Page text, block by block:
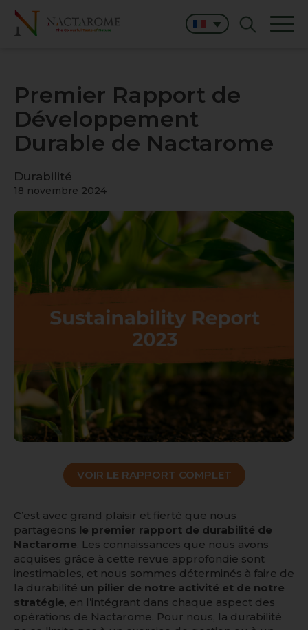
Premier Rapport de
Développement
Durable de Nactarome
Durabilité
18 novembre 2024
VOIR LE RAPPORT COMPLET
C’est avec grand plaisir et fierté que nous
partageons le premier rapport de durabilité de
Nactarome. Les connaissances que nous avons
acquises grâce à cette revue approfondie sont
inestimables, et nous sommes déterminés à faire de
la durabilité un pilier de notre activité et de notre
stratégie, en l’intégrant dans chaque aspect des
opérations de Nactarome. Pour nous, la durabilité